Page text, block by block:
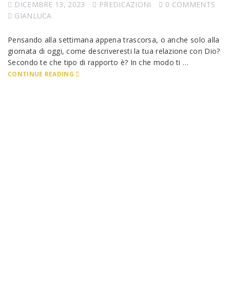
DICEMBRE 13, 2023 PREDICAZIONI
0 COMMENTS
GIANLUCA
Pensando alla settimana appena trascorsa, o anche solo alla
giornata di oggi, come descriveresti la tua relazione con Dio?
Secondo te che tipo di rapporto è? In che modo ti …
CONTINUE READING